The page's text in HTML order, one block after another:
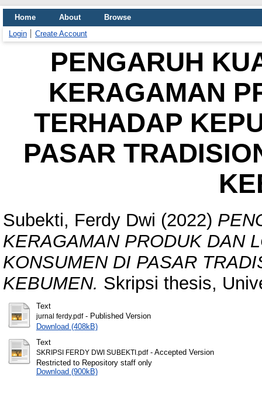
Home About
Browse
Login
Create Account
PENGARUH
KERAGAMAN
TERHADAP
PASAR
Subekti, Ferdy Dwi (2022)
KERAGAMAN PRODUK DAN
KONSUMEN DI PASAR
KEBUMEN. Skripsi thesis,
Text
jurnal ferdy.pdf- Published Version
Download (408kB)
Text
SKRIPSI FERDY DWI SUBEKTI.pdf- Accepted Version
Restricted to Repository staff only
Download (900kB)